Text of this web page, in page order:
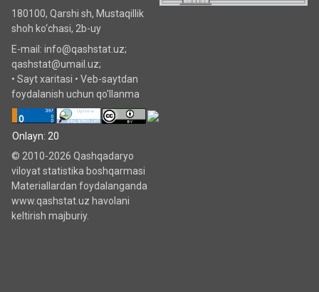
180100, Qarshi sh, Mustаqillik
shoh ko‘chаsi, 2b-uy
E-mail: info@qashstat.uz;
qashstat@umail.uz;
• Sayt xaritasi • Veb-saytdan
foydalanish uchun qo'llanma
Onlayn: 20
© 2010-2026 Qashqadaryo
viloyat statistika boshqarmasi
Materiallardan foydalanganda
www.qashstat.uz havolani
keltirish majburiy.